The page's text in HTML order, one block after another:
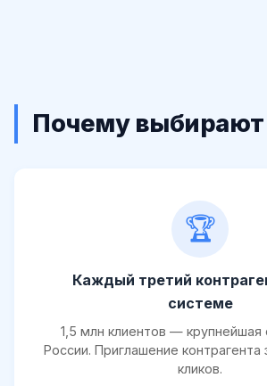
Почему выбирают
🏆
Каждый третий
системе
1,5 млн клиентов —
России. Приглашение контрагента
кликов.